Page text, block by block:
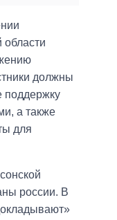
должны
поддержку
а также
для
россии. В